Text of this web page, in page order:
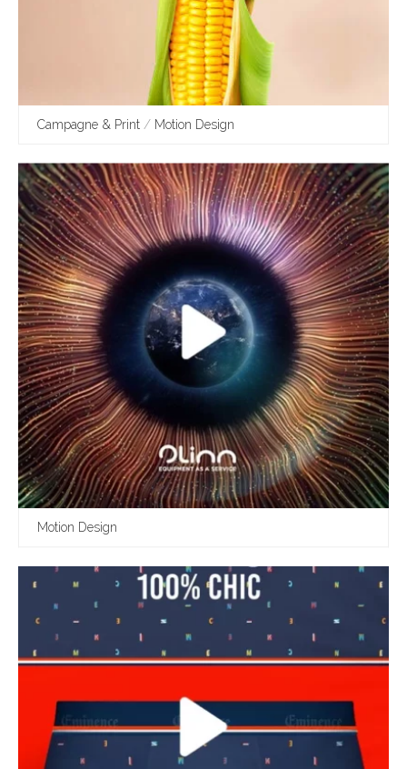
Campagne & Print / Motion Design
Motion Design